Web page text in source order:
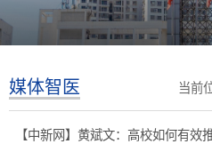
当前
媒体智医
【中新网】黄斌文：高校如何有效